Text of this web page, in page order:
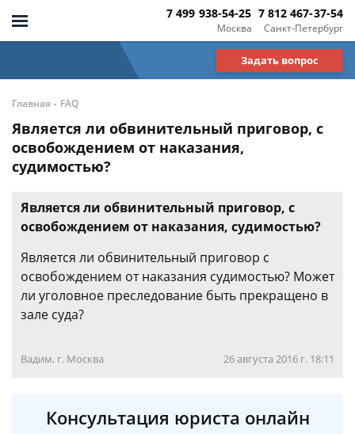
Москва
7 499 938-54-25
Санкт-Петербург
7 812 467-37-54
Задать вопрос
Главная - FAQ
Является ли обвинительный приговор, с
освобождением от наказания,
судимостью?
Является ли обвинительный приговор, с
освобождением от наказания, судимостью?
Является ли обвинительный приговор с
освобождением от наказания судимостью? Может
ли уголовное преследование быть прекращено в
зале суда?
Вадим, г. Москва 26 августа 2016 г. 18:11
Консультация юриста онлайн